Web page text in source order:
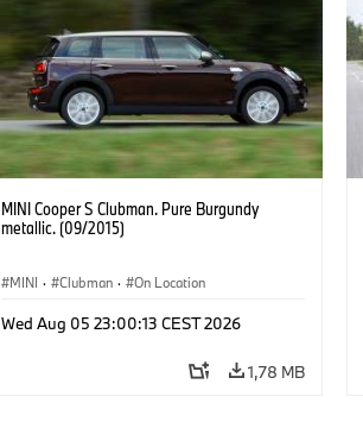
MINI Cooper S Clubman. Pure Burgundy
metallic. (09/2015)
MINI · Clubman · On Location
Wed Aug 05 23:00:13 CEST 2026
1,78 MB